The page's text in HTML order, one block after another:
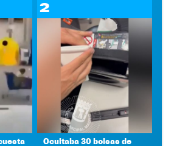
2
Ocultaba 30 bolsas de